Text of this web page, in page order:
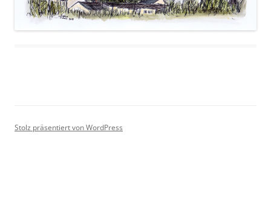
Stolz präsentiert von WordPress